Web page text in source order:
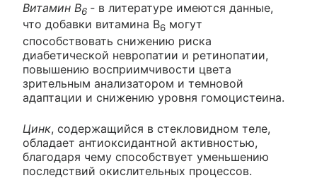
Витамин В6 - в литературе имеются данные,
что добавки витамина В6 могут
способствовать снижению риска
диабетической невропатии и ретинопатии,
повышению восприимчивости цвета
зрительным анализатором и темновой
адаптации и снижению уровня гомоцистеина.
Цинк, содержащийся в стекловидном теле,
обладает антиоксидантной активностью,
благодаря чему способствует уменьшению
последствий окислительных процессов.